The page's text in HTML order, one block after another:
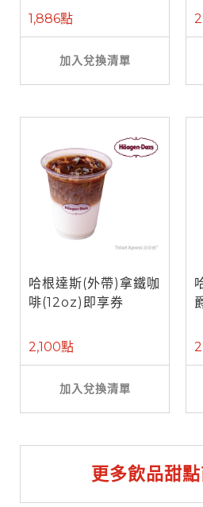
1,886點
加入兌換清單
哈根達斯(外帶)拿鐵咖
啡(12oz)即享券
2,100點
加入兌換清單
更多飲品甜